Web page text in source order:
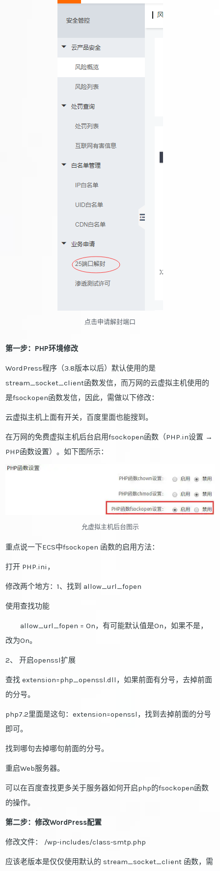
点击申请解封端口
第一步：PHP环境修改
WordPress程序（3.8版本以后）默认使用的是
stream_socket_client函数发信，而万网的云虚拟主机使用的
是fsockopen函数发信，因此，需做以下修改：
云虚拟主机上面有开关，百度里面也能搜到。
在万网的免费虚拟主机后台启用fsockopen函数（PHP.in设置 →
PHP函数设置）。如下图所示：
允虚拟主机后台图示
重点说一下ECS中fsockopen 函数的启用方法：
打开 PHP.ini，
修改两个地方：1、找到 allow_url_fopen
使用查找功能
allow_url_fopen = On，有可能默认值是On，如果不是，
改为On。
2、 开启openssl扩展
查找 extension=php_openssl.dll，如果前面有分号，去掉前面
的分号。
php7.2里面是这句：extension=openssl，找到去掉前面的分号
即可。
找到哪句去掉哪句前面的分号。
重启Web服务器。
可以在百度查找更多关于服务器如何开启php的fsockopen函数
的操作。
第二步：修改WordPress配置
修改文件： /wp-includes/class-smtp.php
应该老版本是仅仅使用默认的 stream_socket_client 函数，需